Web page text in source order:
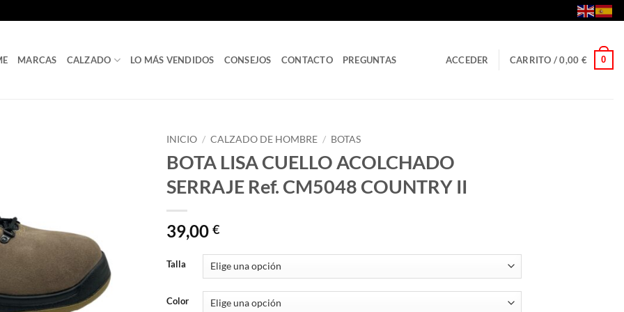
MARCAS CALZADO LO MÁS VENDIDOS CONSEJOS CONTACTO PREGUNTAS ACCEDER CARRITO /0,00 € 0
INICIO / CALZADO DE HOMBRE / BOTAS
BOTA LISA CUELLO ACOLCHADO
SERRAJE Ref. CM5048 COUNTRY II
39,00 €
Talla
Color